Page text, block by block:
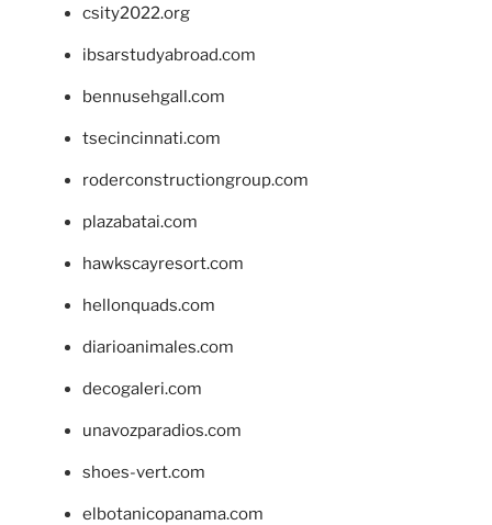
csity2022.org
ibsarstudyabroad.com
bennusehgall.com
tsecincinnati.com
roderconstructiongroup.com
plazabatai.com
hawkscayresort.com
hellonquads.com
diarioanimales.com
decogaleri.com
unavozparadios.com
shoes-vert.com
elbotanicopanama.com